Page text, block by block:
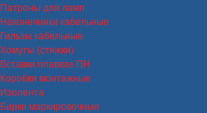
Патроны для ламп
Наконечники кабельные
Гильзы кабельные
Хомуты (стяжки)
Вставки плавкие ПН
Коробки монтажные
Изолента
Бирки маркировочные